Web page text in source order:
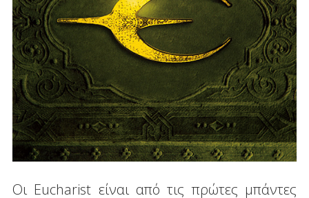
Οι Eucharist είναι από τις πρώτες μπάντες